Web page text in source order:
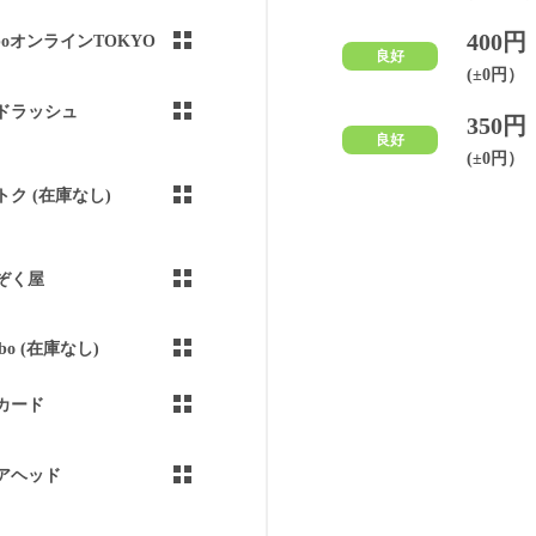
オンラインTOKYO
ラッシュ
ク (在庫なし)
く屋
(在庫なし)
ード
ヘッド
良好
400円
(±0円）
良好
350円
(±0円）